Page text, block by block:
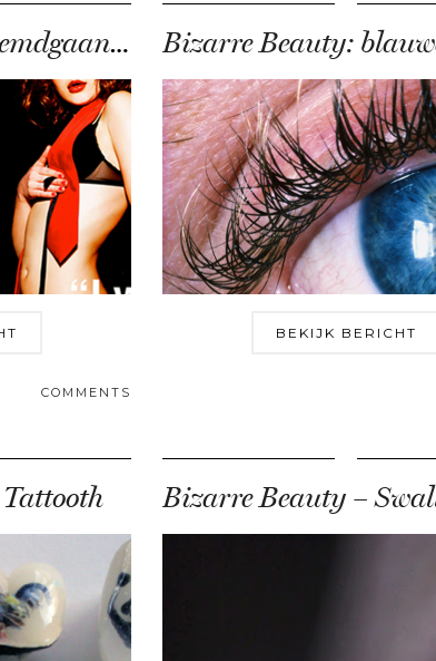
Bizarre Beauty: vreemdgaan in een flesje
COMMENTS
BEKIJK BERICHT